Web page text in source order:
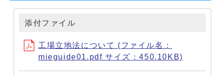
添付ファイル
工場立地法について (ファイル名：
mieguide01.pdf サイズ：450.10KB)